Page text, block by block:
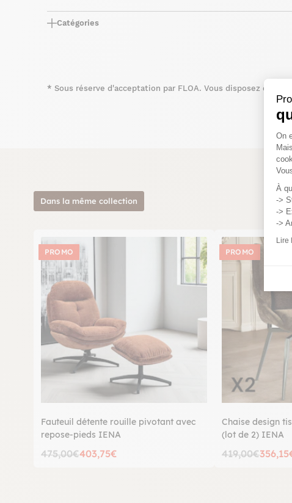
On
À
->
->
->
Lire
Catégories
* Sous réserve d'acceptation par FLOA. Vous disposez du
Dans la même collection
PROMO
Fauteuil détente rouille pivotant avec
repose-pieds IENA
475,00€403,75€
PROMO
Chaise design
(lot de 2) IENA
419,00€